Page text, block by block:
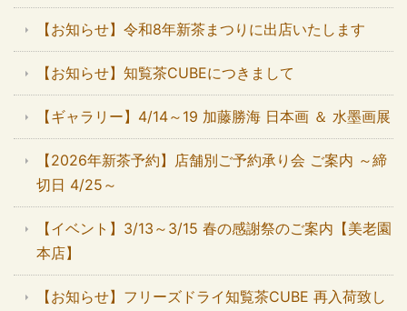
【お知らせ】令和8年新茶まつりに出店いたします
【お知らせ】知覧茶CUBEにつきまして
【ギャラリー】4/14～19 加藤勝海 日本画 ＆ 水墨画展
【2026年新茶予約】店舗別ご予約承り会 ご案内 ～締
切日 4/25～
【イベント】3/13～3/15 春の感謝祭のご案内【美老園
本店】
【お知らせ】フリーズドライ知覧茶CUBE 再入荷致し